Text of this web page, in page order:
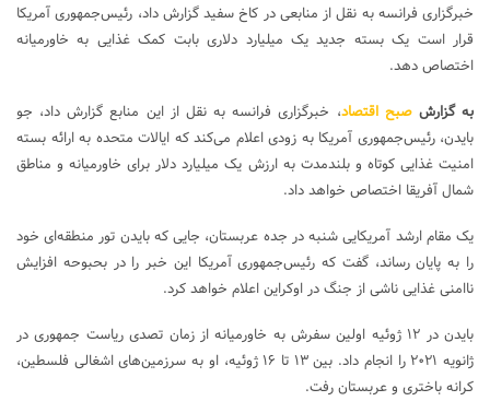
خبرگزاری فرانسه به نقل از منابعی در کاخ سفید گزارش داد، رئیس‌جمهوری آمریکا
قرار است یک بسته جدید یک میلیارد دلاری بابت کمک غذایی به خاورمیانه
اختصاص دهد.
به گزارشصبح اقتصاد، خبرگزاری فرانسه به نقل از این منابع گزارش داد، جو
بایدن، رئیس‌جمهوری آمریکا به زودی اعلام می‌کند که ایالات متحده به ارائه بسته
امنیت غذایی کوتاه و بلندمدت به ارزش یک میلیارد دلار برای خاورمیانه و مناطق
شمال آفریقا اختصاص خواهد داد.
یک مقام ارشد آمریکایی شنبه در جده عربستان، جایی که بایدن تور منطقه‌ای خود
را به پایان رساند، گفت که رئیس‌جمهوری آمریکا این خبر را در بحبوحه افزایش
ناامنی غذایی ناشی از جنگ در اوکراین اعلام خواهد کرد.
بایدن در ۱۲ ژوئیه اولین سفرش به خاورمیانه از زمان تصدی ریاست جمهوری در
ژانویه ۲۰۲۱ را انجام داد. بین ۱۳ تا ۱۶ ژوئیه، او به سرزمین‌های اشغالی فلسطین،
کرانه باختری و عربستان رفت.